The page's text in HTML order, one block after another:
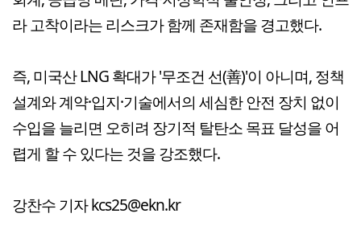
라 고착이라는 리스크가 함께 존재함을 경고했다.
즉, 미국산 LNG 확대가 '무조건 선(善)'이 아니며, 정책
설계와 계약·입지·기술에서의 세심한 안전 장치 없이
수입을 늘리면 오히려 장기적 탈탄소 목표 달성을 어
렵게 할 수 있다는 것을 강조했다.
강찬수 기자 kcs25@ekn.kr